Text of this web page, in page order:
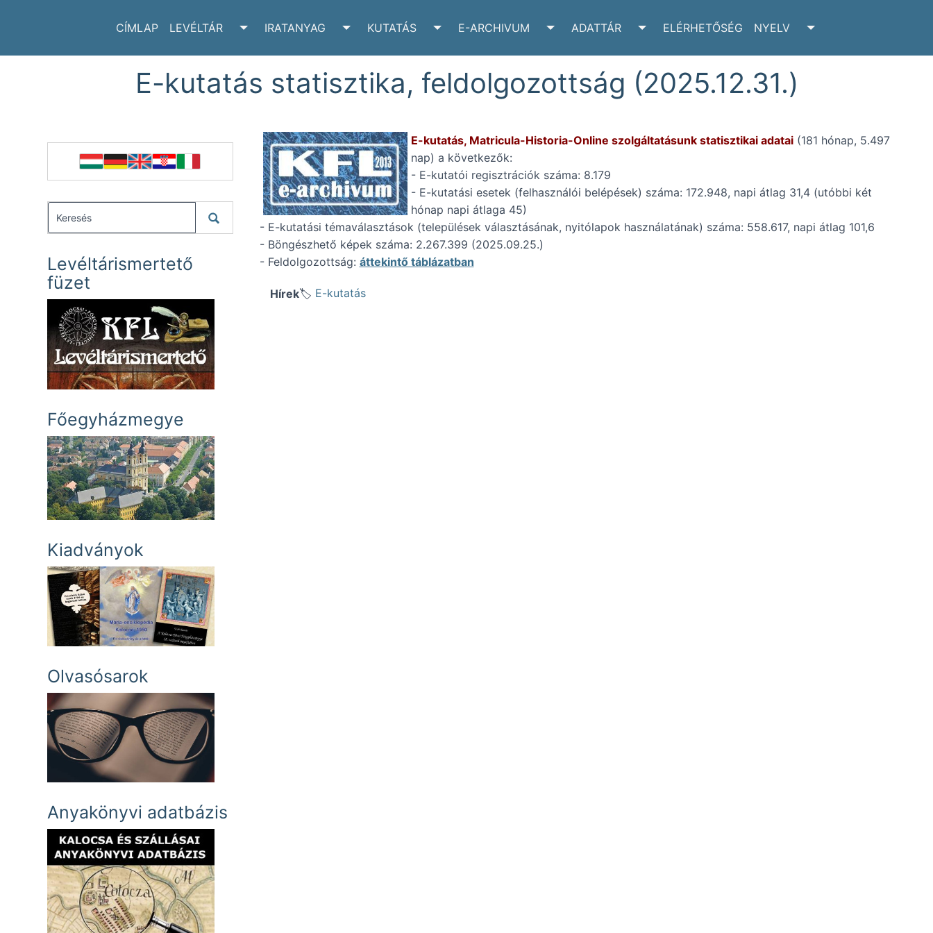
CÍMLAP LEVÉLTÁR
TOGGLE LEVÉLTÁR SUBMENU
IRATANYAG
TOGGLE IRATANYAG SUBMENU
KUTATÁS
TOGGLE KUTATÁS SUBMENU
E-ARCHIVUM
TOGGLE E-ARCHIVUM SUBMENU
ADATTÁR
TOGGLE ADATTÁR SUBMENU
ELÉRHETŐSÉG NYELV
E-kutatás statisztika, feldolgozottság (2025.12.31.)
Levéltárismertető
füzet
Főegyházmegye
Kiadványok
Olvasósarok
Anyakönyvi adatbázis
E-kutatás, Matricula-Historia-Online szolgáltatásunk statisztikai adatai(181 hónap, 5.497
nap) a következők:
- E-kutatói regisztrációk száma: 8.179
- E-kutatási esetek (felhasználói belépések) száma: 172.948, napi átlag 31,4 (utóbbi két
hónap napi átlaga 45)
- E-kutatási témaválasztások (települések választásának, nyitólapok használatának) száma: 558.617, napi átlag 101,6
- Böngészhető képek száma: 2.267.399 (2025.09.25.)
- Feldolgozottság: áttekintő táblázatban
Hírek E-kutatás